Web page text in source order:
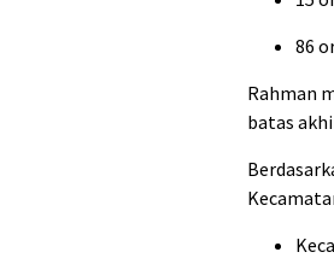
86
Rahman
batas